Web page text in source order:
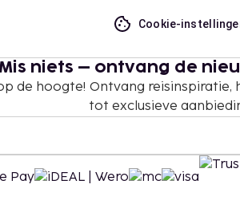
Cookie-
niets – ontvang de
de hoogte! Ontvang reisinspiratie,
tot exclusieve